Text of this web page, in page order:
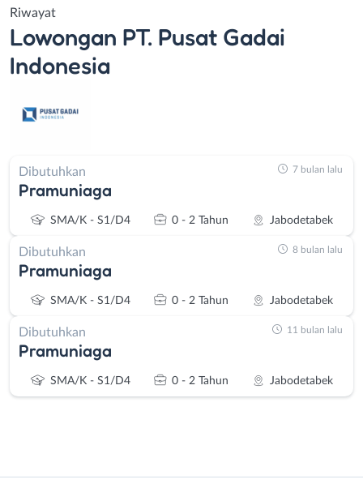
Riwayat
Lowongan PT. Pusat Gadai
Indonesia
Dibutuhkan
Pramuniaga
SMA/K - S1/D4 0 - 2 Tahun Jabodetabek
7 bulan lalu
Dibutuhkan
Pramuniaga
SMA/K - S1/D4 0 - 2 Tahun Jabodetabek
8 bulan lalu
Dibutuhkan
Pramuniaga
SMA/K - S1/D4 0 - 2 Tahun Jabodetabek
11 bulan lalu
Administrasi
Bebas